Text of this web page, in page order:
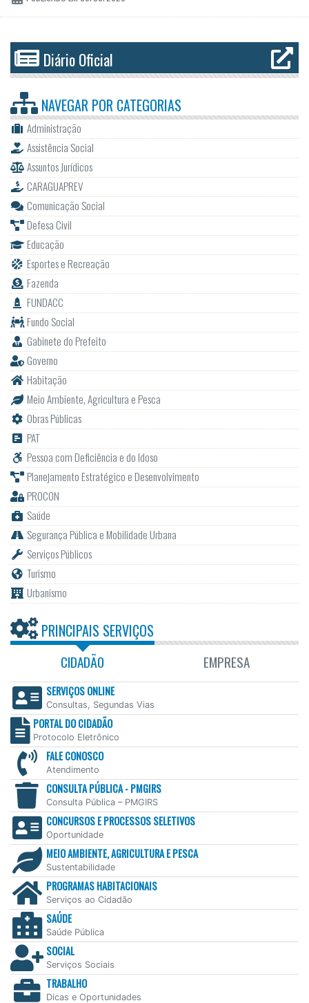
Diário Oficial
NAVEGAR POR CATEGORIAS
Administração
Assistência Social
Assuntos Jurídicos
CARAGUAPREV
Comunicação Social
Defesa Civil
Educação
Esportes e Recreação
Fazenda
FUNDACC
Fundo Social
Gabinete do Prefeito
Governo
Habitação
Meio Ambiente, Agricultura e Pesca
Obras Públicas
PAT
Pessoa com Deficiência e do Idoso
Planejamento Estratégico e Desenvolvimento
PROCON
Saúde
Segurança Pública e Mobilidade Urbana
Serviços Públicos
Turismo
Urbanismo
PRINCIPAIS SERVIÇOS
CIDADÃO EMPRESA
SERVIÇOS ONLINE
Consultas, Segundas Vias
PORTAL DO CIDADÃO
Protocolo Eletrônico
FALE CONOSCO
Atendimento
CONSULTA PÚBLICA - PMGIRS
Consulta Pública – PMGIRS
CONCURSOS E PROCESSOS SELETIVOS
Oportunidade
MEIO AMBIENTE, AGRICULTURA E PESCA
Sustentabilidade
PROGRAMAS HABITACIONAIS
Serviços ao Cidadão
SAÚDE
Saúde Pública
SOCIAL
Serviços Sociais
TRABALHO
Dicas e Oportunidades